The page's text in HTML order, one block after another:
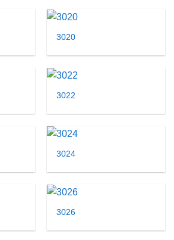
3020
3022
3024
3026